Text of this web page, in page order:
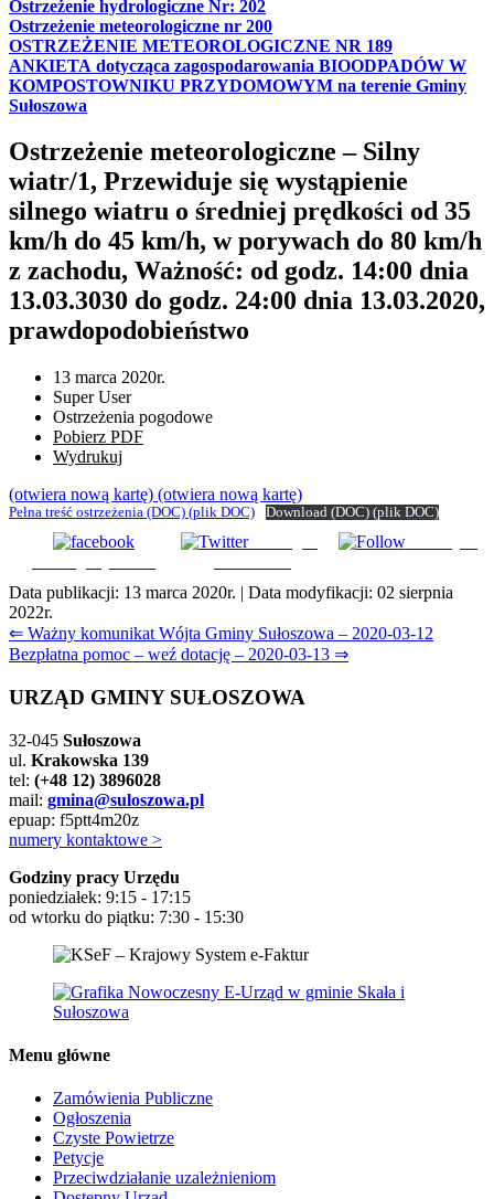
Ostrzeżenie hydrologiczne Nr: 202
Ostrzeżenie meteorologiczne nr 200
OSTRZEŻENIE METEOROLOGICZNE NR 189
ANKIETA dotycząca zagospodarowania BIOODPADÓW W
KOMPOSTOWNIKU PRZYDOMOWYM na terenie Gminy
Sułoszowa
Ostrzeżenie meteorologiczne – Silny
wiatr/1, Przewiduje się wystąpienie
silnego wiatru o średniej prędkości od 35
km/h do 45 km/h, w porywach do 80 km/h
z zachodu, Ważność: od godz. 14:00 dnia
13.03.3030 do godz. 24:00 dnia 13.03.2020,
prawdopodobieństwo
13 marca 2020r.
Super User
Ostrzeżenia pogodowe
Pobierz PDF
Wydrukuj
(otwiera nową kartę) (otwiera nową kartę)
Pełna treść ostrzeżenia (DOC) (plik DOC) Download(DOC)(plik DOC)
Udostępnij
Subskrybuj
Data publikacji: 13 marca 2020r. | Data modyfikacji: 02 sierpnia
2022r.
Nawigacja
wpisu
⇐ Ważny komunikat Wójta Gminy Sułoszowa – 2020-03-12
Bezpłatna pomoc – weź dotację – 2020-03-13 ⇒
URZĄD GMINY SUŁOSZOWA
32-045 Sułoszowa
ul. Krakowska 139
tel: (+48 12) 3896028
mail: gmina@suloszowa.pl
epuap: f5ptt4m20z
numery kontaktowe >
Godziny pracy Urzędu
poniedziałek: 9:15 - 17:15
od wtorku do piątku: 7:30 - 15:30
Menu główne
Zamówienia Publiczne
Ogłoszenia
Czyste Powietrze
Petycje
Przeciwdziałanie uzależnieniom